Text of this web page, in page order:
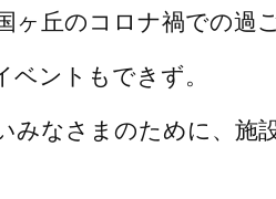
ヶ丘のコロナ禍での過
ベントもできず。
みなさまのために、施